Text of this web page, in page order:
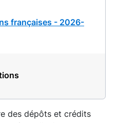
françaises - 2026-
des dépôts et crédits